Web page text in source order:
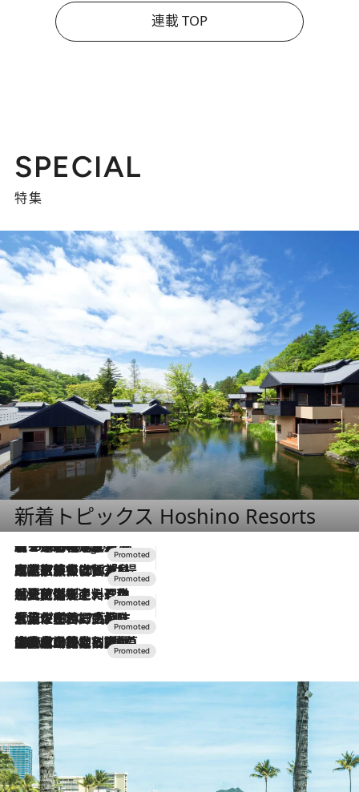
連載 TOP
SPECIAL
特集
新着トピックス Hoshino Resorts
3 Hours Ago
【トンボの足水浴】ヒノキの香りに包まれて涼感マックス！約13℃の湧水かけ流しを避暑地「星野温泉 トンボの湯」で体験
2026.7.31
【ホテル帰省】という選択肢をOMOが提案。家族とほどよい距離を保つには「昼は実家、夜は気兼ねなくホテルで！」
2026.7.24
【夏限定ディナーコース】旬を迎える稚鮎や花ズッキーニなどをイタリア・トスカーナの郷土料理の手法で満喫！
2026.7.17
「土佐和ハーブかき氷」がOMO7高知に登場！生姜、山椒、大葉など目にも舌にも涼を呼ぶ郷土の味
2026.7.10
NEW OPEN！【界 草津】名湯の地に誕生。趣の異なる2種の温泉と上州ならではの会席・蕎麦割烹など美食を味わう究極の癒やし旅